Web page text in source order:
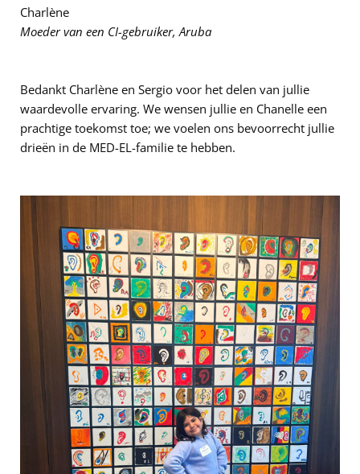
Charlène
Moeder van een CI-gebruiker, Aruba
Bedankt Charlène en Sergio voor het delen van jullie
waardevolle ervaring. We wensen jullie en Chanelle een
prachtige toekomst toe; we voelen ons bevoorrecht jullie
drieën in de MED-EL-familie te hebben.